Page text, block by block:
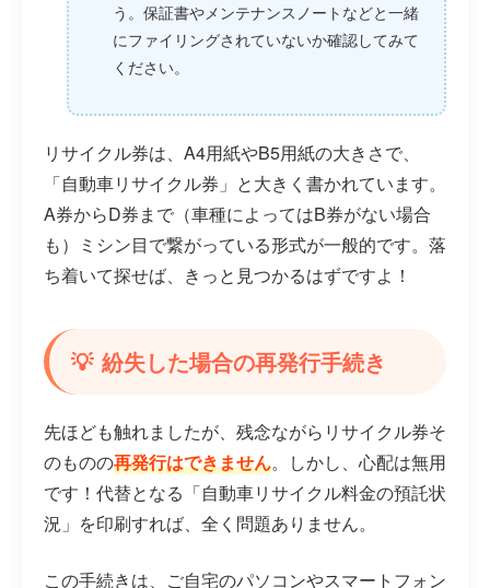
う。保証書やメンテナンスノートなどと一緒
にファイリングされていないか確認してみて
ください。
リサイクル券は、A4用紙やB5用紙の大きさで、
「自動車リサイクル券」と大きく書かれています。
A券からD券まで（車種によってはB券がない場合
も）ミシン目で繋がっている形式が一般的です。落
ち着いて探せば、きっと見つかるはずですよ！
紛失した場合の再発行手続き
先ほども触れましたが、残念ながらリサイクル券そ
のものの再発行はできません。しかし、心配は無用
です！代替となる「自動車リサイクル料金の預託状
況」を印刷すれば、全く問題ありません。
この手続きは、ご自宅のパソコンやスマートフォン